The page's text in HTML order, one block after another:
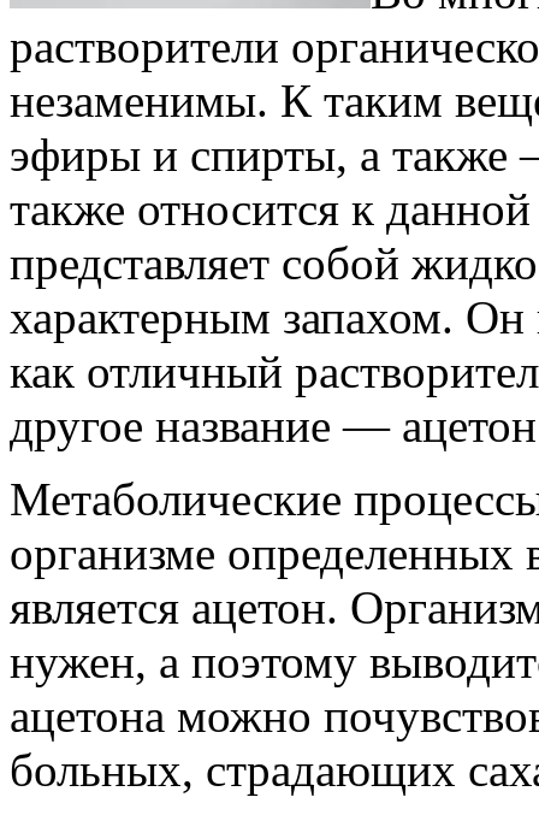
растворители
незаменимы. К таким
эфиры и спирты, а также
также относится к
представляет собой
характерным запахом. Он
как отличный
другое название —
Метаболические
организме
является ацетон.
нужен, а поэтому
ацетона можно
больных, страдающих